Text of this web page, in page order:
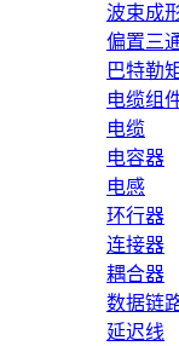
波束成
偏置三
巴特勒
电缆组
电缆
电容器
电感
环行器
连接器
耦合器
数据链
延迟线